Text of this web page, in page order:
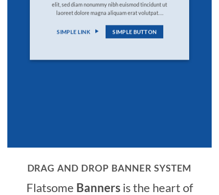
elit, sed diam nonummy nibh euismod tincidunt ut
laoreet dolore magna aliquam erat volutpat….
SIMPLE LINK SIMPLE BUTTON
DRAG AND DROP BANNER SYSTEM
Flatsome Bannersis the heart of